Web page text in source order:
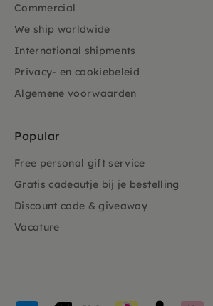
Commercial
We ship worldwide
International shipments
Privacy- en cookiebeleid
Algemene voorwaarden
Popular
Free personal gift service
Gratis cadeautje bij je bestelling
Discount code & giveaway
Vacature
Payment